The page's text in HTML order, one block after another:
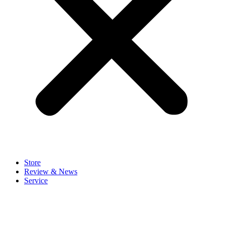
Store
Review & News
Service